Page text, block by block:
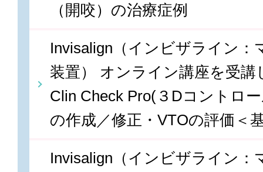
（開咬）の治療症例
Invisalign（インビザライン：
装置） オンライン講座を受講
Clin Check Pro(３Dコントロ
の作成／修正・VTOの評価＜
Invisalign（インビザライン：